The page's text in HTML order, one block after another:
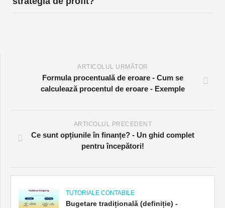
ARTICOLUL URMĂTOR
Formula procentuală de eroare - Cum se
calculează procentul de eroare - Exemple
ARTICOLUL PRECEDENT
Ce sunt opțiunile în finanțe? - Un ghid complet
pentru începători!
TUTORIALE CONTABILE
Bugetare tradițională (definiție) -